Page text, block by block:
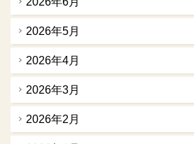
2026年5月
2026年4月
2026年3月
2026年2月